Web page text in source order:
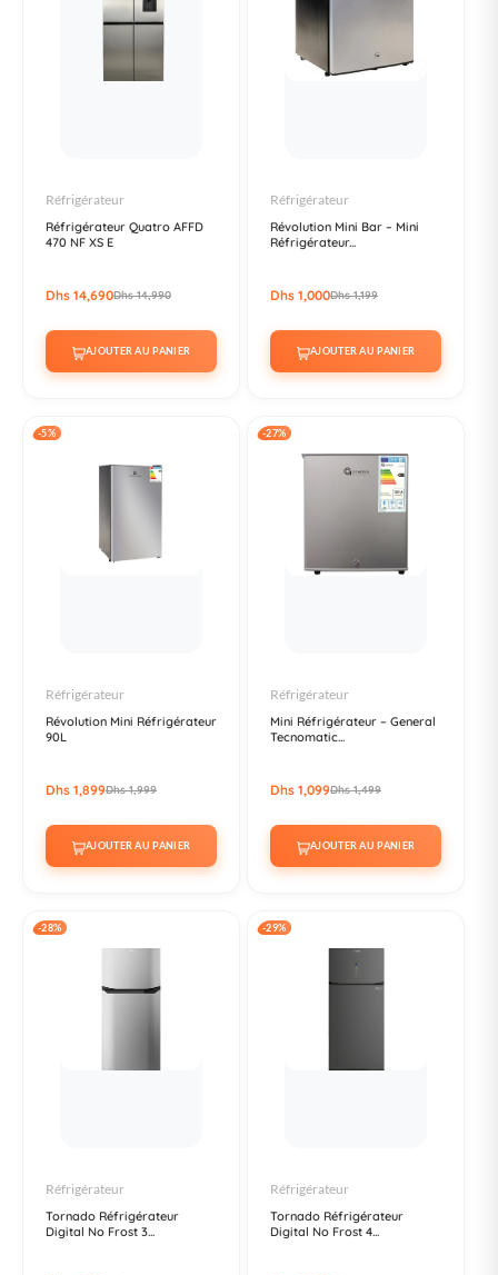
Réfrigérateur
Réfrigérateur Quatro AFFD
470 NF XS E
Dhs 14,690Dhs 14,990
AJOUTER AU PANIER
Réfrigérateur
Révolution Mini Bar – Mini
Réfrigérateur...
Dhs 1,000Dhs 1,199
AJOUTER AU PANIER
-5%
Réfrigérateur
Révolution Mini Réfrigérateur
90L
Dhs 1,899Dhs 1,999
AJOUTER AU PANIER
-27%
Réfrigérateur
Mini Réfrigérateur – General
Tecnomatic...
Dhs 1,099Dhs 1,499
AJOUTER AU PANIER
-28%
Réfrigérateur
Tornado Réfrigérateur
Digital No Frost 3...
-29%
Réfrigérateur
Tornado Réfrigérateur
Digital No Frost 4...